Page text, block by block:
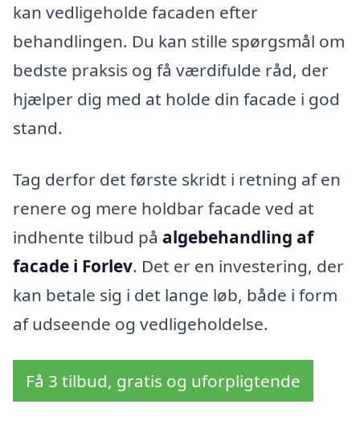
kan vedligeholde facaden efter
behandlingen. Du kan stille spørgsmål om
bedste praksis og få værdifulde råd, der
hjælper dig med at holde din facade i god
stand.
Tag derfor det første skridt i retning af en
renere og mere holdbar facade ved at
indhente tilbud på algebehandling af
facade i Forlev. Det er en investering, der
kan betale sig i det lange løb, både i form
af udseende og vedligeholdelse.
Få 3 tilbud, gratis og uforpligtende